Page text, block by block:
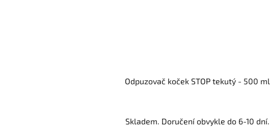
Odpuzovač koček STOP tekutý - 500 ml
Skladem. Doručení obvykle do 6-10 dní.